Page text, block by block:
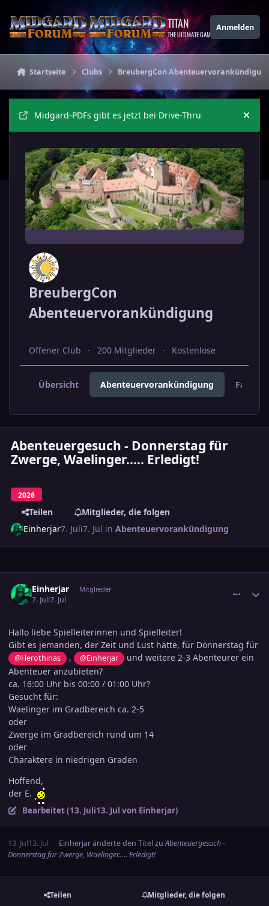
TITAN
THE ULTIMATE GAMING THEME
Anmelden
Startseite Clubs BreubergCon
Midgard-PDFs gibt es jetzt bei Drive-Thru
BreubergCon
Abenteuervorankündigung
Offener Club 200 Mitglieder Kostenlose
Übersicht Abenteuervorankündigung Fahrer
Abenteuergesuch - Donnerstag für
Zwerge, Waelinger..... Erledigt!
2026
Teilen
Mitglieder, die folgen
Einherjar7. Juli7. Jul inAbenteuervorankündigung
Einherjar Mitglieder
7. Juli7. Jul
Hallo liebe Spielleiterinnen und Spielleiter!
Gibt es jemanden, der Zeit und Lust hätte, für Donnerstag für
@Herothinas , @Einherjar
und weitere 2-3 Abenteurer ein
Abenteuer anzubieten?
ca. 16:00 Uhr bis 00:00 / 01:00 Uhr?
Gesucht für:
Waelinger im Gradbereich ca. 2-5
oder
Zwerge im Gradbereich rund um 14
oder
Charaktere in niedrigen Graden
Hoffend,
der E.
Bearbeitet (13. Juli13. Jul von Einherjar)
13. Jul13. Jul Einherjaränderte den Titel zuAbenteuergesuch -
Donnerstag für Zwerge, Waelinger..... Erledigt!
Teilen Mitglieder, die folgen